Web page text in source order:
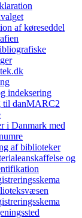
af køreseddel
indeksering
til danMARC2
i Danmark med
af biblioteker
og